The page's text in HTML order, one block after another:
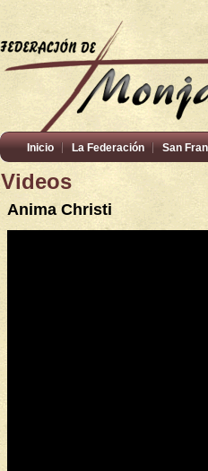
Inicio La Federación San
Videos
Anima Christi